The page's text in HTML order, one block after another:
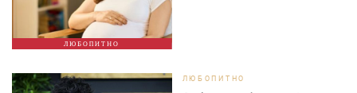
ЛЮБОПИТНО
ЛЮБОПИТНО